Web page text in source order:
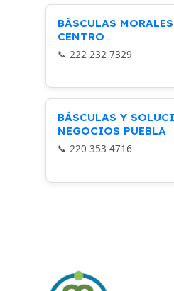
BÁSCULAS
CENTRO
222 232 7329
BÁSCULAS Y
NEGOCIOS PUEBLA
220 353 4716